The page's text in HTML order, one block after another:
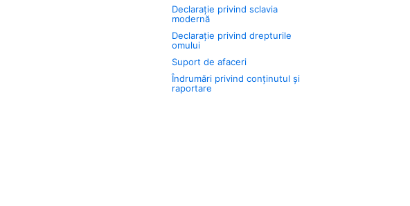
Declarație privind sclavia
modernă
Declarație privind drepturile
omului
Suport de afaceri
Îndrumări privind conținutul și
raportare